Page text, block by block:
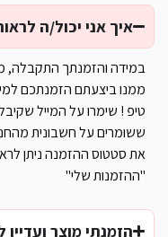
איך אני יכול/ה
במידה והזמנתך התקבלה,
ממנו ביצעתם הזמנתכם
טיפ ! שימרו על המייל
ששומרים על חשבונית
את סטטוס ההזמנה ניתן
"ההזמנות שלי"
הזמנתי מוצר